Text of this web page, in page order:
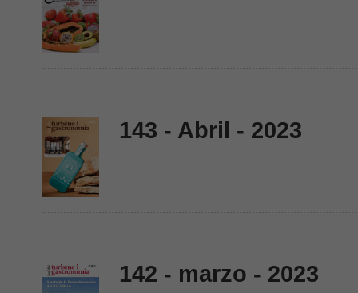
143 - Abril - 2023
142 - marzo - 2023